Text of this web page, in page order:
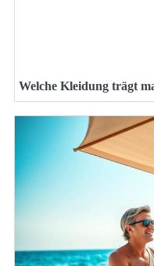
Welche Kleidung trägt